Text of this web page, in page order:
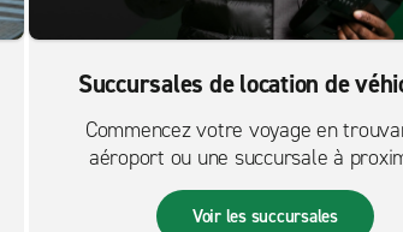
Succursales de location de
Commencez votre voyage en
aéroport ou une succursale à
Voir les succursales